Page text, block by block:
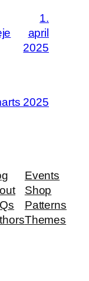
1.
april
2025
2025
Events
Shop
Patterns
Themes